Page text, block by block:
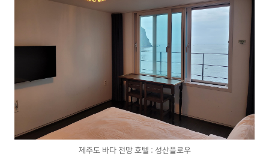
제주도 바다 전망 호텔 : 성산플로우